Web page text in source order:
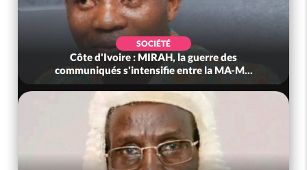
SOCIÉTÉ
Côte d'Ivoire : MIRAH, la guerre des
communiqués s'intensifie entre la MA-M...